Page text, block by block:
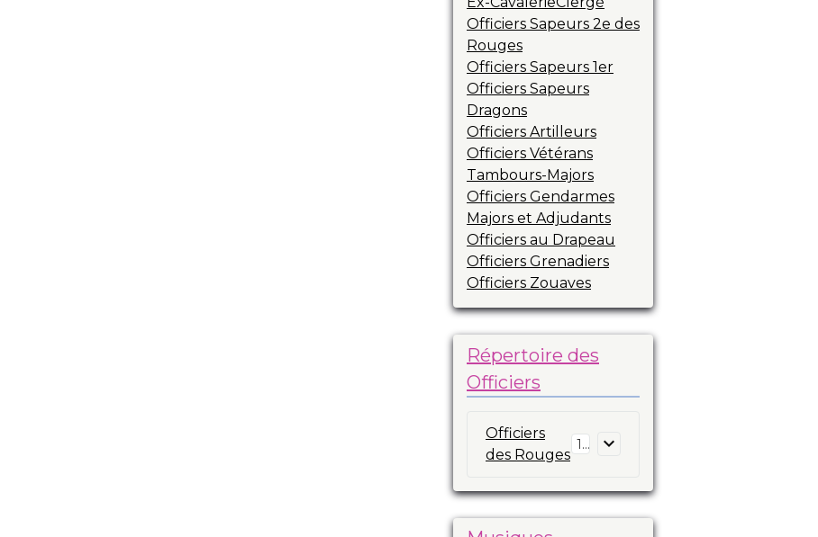
Officiers Sapeurs 2e des
Rouges
Officiers Sapeurs 1er
Officiers Sapeurs
Dragons
Officiers Artilleurs
Officiers Vétérans
Tambours-Majors
Officiers Gendarmes
Majors et Adjudants
Officiers au Drapeau
Officiers Grenadiers
Officiers Zouaves
Répertoire des
Officiers
Officiers
des Rouges
16